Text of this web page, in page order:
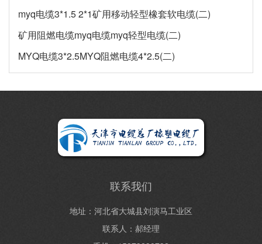
myq电缆3*1.5 2*1矿用移动轻型橡套软电缆(二)
矿用阻燃电缆myq电缆myq轻型电缆(二)
MYQ电缆3*2.5MYQ阻燃电缆4*2.5(二)
联系我们
地址：河北省大城县刘演马工业区
联系人：郝经理